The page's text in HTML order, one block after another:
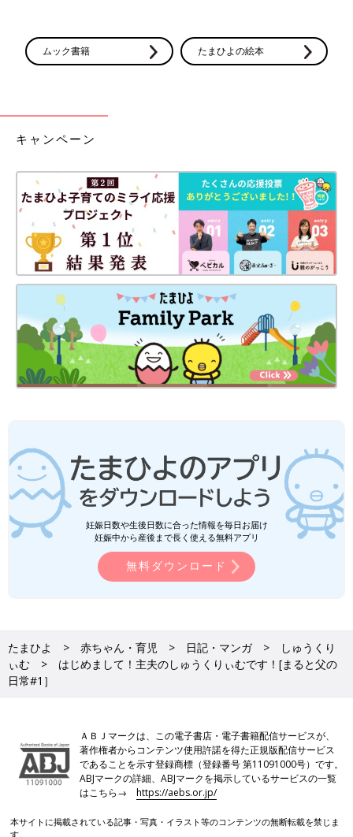
ムック書籍 たまひよの絵本
キャンペーン
妊娠日数や生後日数に合った情報を毎日お届け
妊娠中から産後まで長く使える無料アプリ
無料ダウンロード
たまひよ 赤ちゃん・育児 日記・マンガ
しゅうくり
ぃむ
はじめまして！主夫のしゅうくりぃむです！[まると父の
日常#1］
ＡＢＪマークは、この電子書店・電子書籍配信サービスが、
著作権者からコンテンツ使用許諾を得た正規版配信サービス
であることを示す登録商標（登録番号 第11091000号）です。
ABJマークの詳細、ABJマークを掲示しているサービスの一覧
はこちら→https://aebs.or.jp/
本サイトに掲載されている記事・写真・イラスト等のコンテンツの無断転載を禁じま
す。